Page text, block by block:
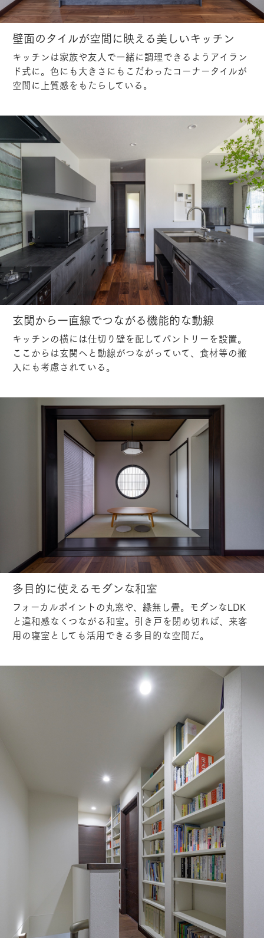
壁面のタイルが空間に映える美しいキッチン
キッチンは家族や友人で一緒に調理できるようアイラン
ド式に。色にも大きさにもこだわったコーナータイルが
空間に上質感をもたらしている。
玄関から一直線でつながる機能的な動線
キッチンの横には仕切り壁を配してパントリーを設置。
ここからは玄関へと動線がつながっていて、食材等の搬
入にも考慮されている。
多目的に使えるモダンな和室
フォーカルポイントの丸窓や、縁無し畳。モダンなLDK
と違和感なくつながる和室。引き戸を閉め切れば、来客
用の寝室としても活用できる多目的な空間だ。